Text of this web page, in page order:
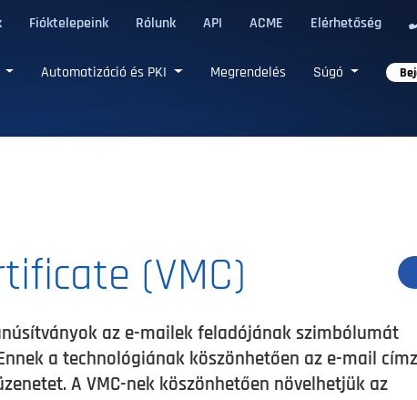
Fióktelepeink Rólunk API ACME Elérhetőség
Automatizáció és PKI Megrendelés Súgó
(VMC)
az e-mailek feladójának szimbólumát
a technológiának köszönhetően az e-mail
A VMC-nek köszönhetően növelhetjük az